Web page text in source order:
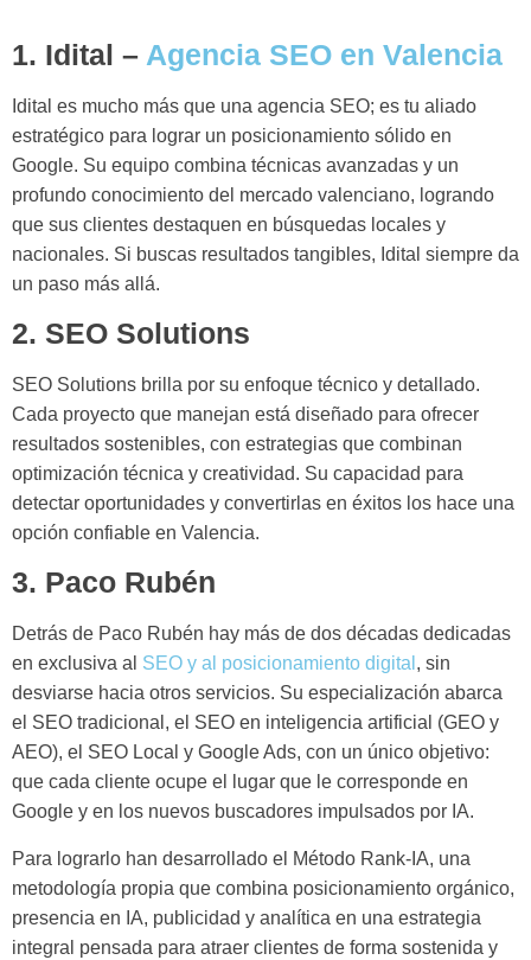
1. Idital – Agencia SEO en Valencia
Idital es mucho más que una agencia SEO; es tu aliado
estratégico para lograr un posicionamiento sólido en
Google. Su equipo combina técnicas avanzadas y un
profundo conocimiento del mercado valenciano, logrando
que sus clientes destaquen en búsquedas locales y
nacionales. Si buscas resultados tangibles, Idital siempre da
un paso más allá.
2. SEO Solutions
SEO Solutions brilla por su enfoque técnico y detallado.
Cada proyecto que manejan está diseñado para ofrecer
resultados sostenibles, con estrategias que combinan
optimización técnica y creatividad. Su capacidad para
detectar oportunidades y convertirlas en éxitos los hace una
opción confiable en Valencia.
3. Paco Rubén
Detrás de Paco Rubén hay más de dos décadas dedicadas
en exclusiva al SEO y al posicionamiento digital , sin
desviarse hacia otros servicios. Su especialización abarca
el SEO tradicional, el SEO en inteligencia artificial (GEO y
AEO), el SEO Local y Google Ads, con un único objetivo:
que cada cliente ocupe el lugar que le corresponde en
Google y en los nuevos buscadores impulsados por IA.
Para lograrlo han desarrollado el Método Rank-IA, una
metodología propia que combina posicionamiento orgánico,
presencia en IA, publicidad y analítica en una estrategia
integral pensada para atraer clientes de forma sostenida y